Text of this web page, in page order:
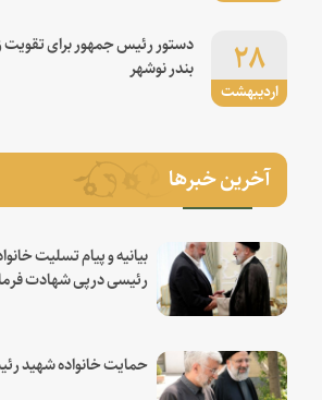
اردیبهشت
۲۸
دستور رئیس جمهور برای
بندر نوشهر
آخرین خبرها
بیانیه و پیام تسلیت
رئیسی درپی شهادت
حمایت خانواده شهید